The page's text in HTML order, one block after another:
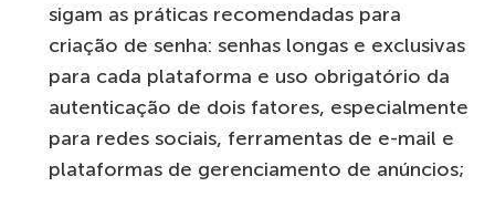
sigam as práticas recomendadas para
criação de senha: senhas longas e exclusivas
para cada plataforma e uso obrigatório da
autenticação de dois fatores, especialmente
para redes sociais, ferramentas de e-mail e
plataformas de gerenciamento de anúncios;